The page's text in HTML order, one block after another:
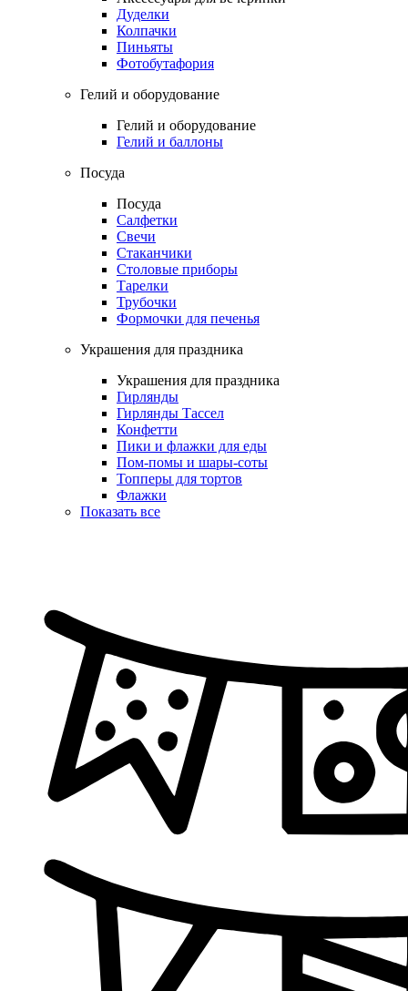
Дуделки
Колпачки
Пиньяты
Фотобутафория
Гелий и оборудование
Гелий и оборудование
Гелий и баллоны
Посуда
Посуда
Салфетки
Свечи
Стаканчики
Столовые приборы
Тарелки
Трубочки
Формочки для печенья
Украшения для праздника
Украшения для праздника
Гирлянды
Гирлянды Тассел
Конфетти
Пики и флажки для еды
Пом-помы и шары-соты
Топперы для тортов
Флажки
Показать все